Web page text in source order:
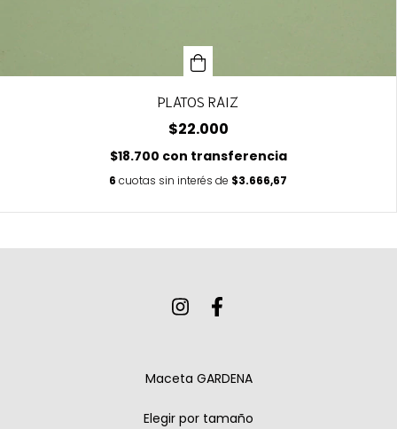
PLATOS RAIZ
$22.000
$18.700 con transferencia
6 cuotas sin interés de $3.666,67
Maceta GARDENA
Elegir por tamaño